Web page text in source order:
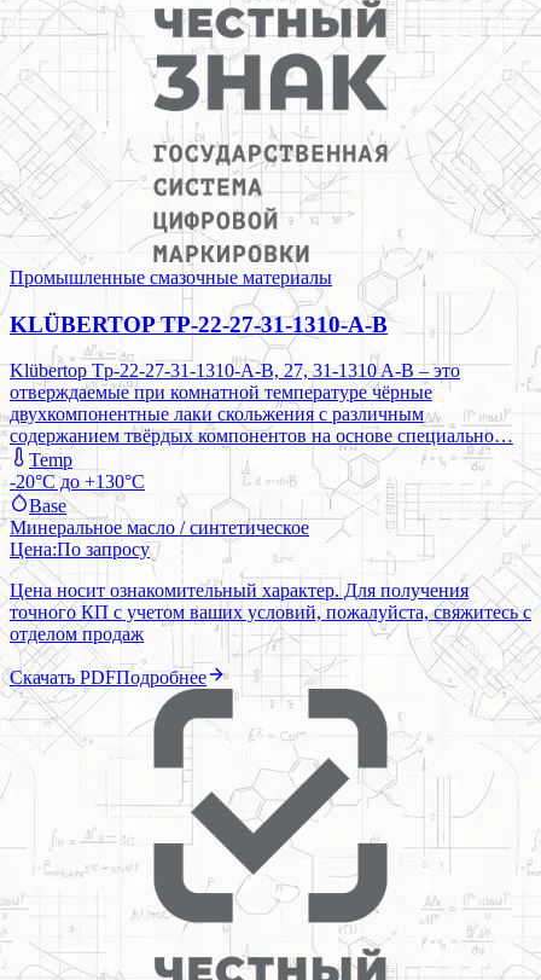
Промышленные смазочные материалы
KLÜBERTOP TP-22-27-31-1310-A-B
Klübertop Tp-22-27-31-1310-A-B, 27, 31-1310 A-B – это
отверждаемые при комнатной температуре чёрные
двухкомпонентные лаки скольжения с различным
содержанием твёрдых компонентов на основе специально…
Temp
-20°C до +130°C
Base
Минеральное масло / синтетическое
Цена:По запросу
Цена носит ознакомительный характер. Для получения
точного КП с учетом ваших условий, пожалуйста, свяжитесь с
отделом продаж
Скачать PDFПодробнее